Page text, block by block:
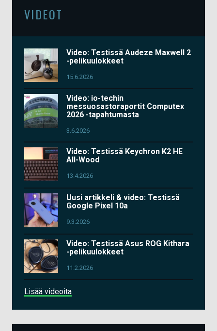
VIDEOT
Video: Testissä Audeze Maxwell 2
-pelikuulokkeet
15.6.2026
Video: io-techin
messuosastoraportit Computex
2026 -tapahtumasta
3.6.2026
Video: Testissä Keychron K2 HE
All-Wood
13.4.2026
Uusi artikkeli & video: Testissä
Google Pixel 10a
9.3.2026
Video: Testissä Asus ROG Kithara
-pelikuulokkeet
11.2.2026
Lisää videoita